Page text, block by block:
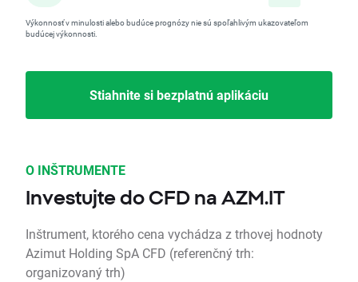
Výkonnosť v minulosti alebo budúce prognózy nie sú spoľahlivým ukazovateľom
budúcej výkonnosti.
Stiahnite si bezplatnú aplikáciu
O INŠTRUMENTE
Investujte do CFD na AZM.IT
Inštrument, ktorého cena vychádza z trhovej hodnoty
Azimut Holding SpA CFD (referenčný trh:
organizovaný trh)